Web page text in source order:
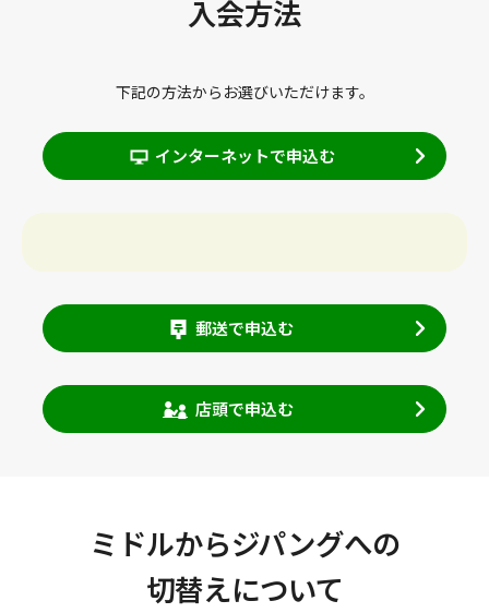
入会方法
下記の方法からお選びいただけます。
インターネットで申込む
郵送で申込む
店頭で申込む
ミドルからジパングへの
切替えについて